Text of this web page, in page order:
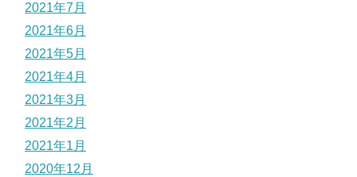
2021年7月
2021年6月
2021年5月
2021年4月
2021年3月
2021年2月
2021年1月
2020年12月